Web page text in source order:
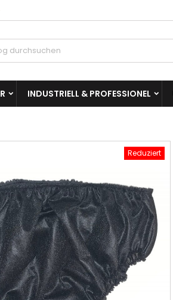
INDUSTRIELL & PROFESSIONEL
Reduziert